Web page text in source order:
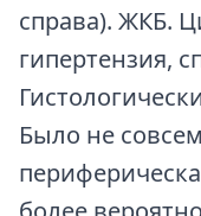
справа). ЖКБ.
гипертензия,
Было не